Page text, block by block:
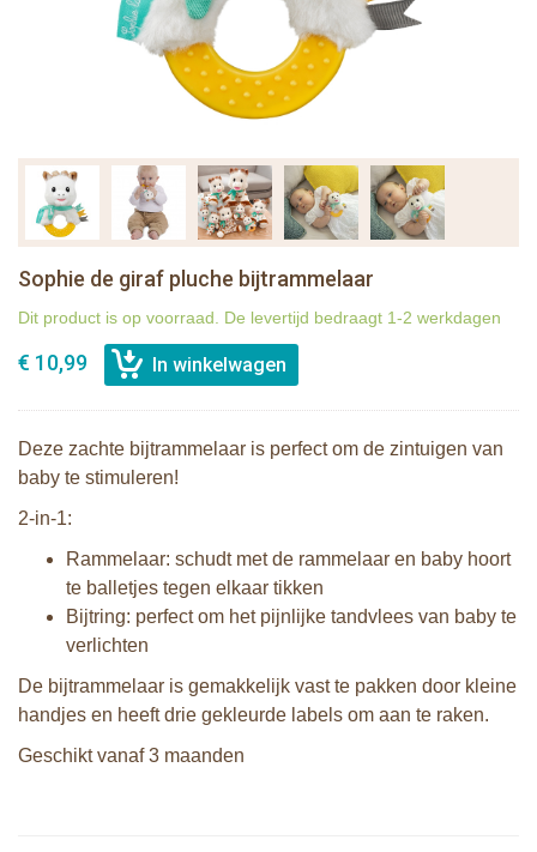
Sophie de giraf pluche bijtrammelaar
Dit product is op voorraad. De levertijd bedraagt 1-2 werkdagen
€ 10,99
Deze zachte bijtrammelaar is perfect om de zintuigen van
baby te stimuleren!
2-in-1:
Rammelaar: schudt met de rammelaar en baby hoort
te balletjes tegen elkaar tikken
Bijtring: perfect om het pijnlijke tandvlees van baby te
verlichten
De bijtrammelaar is gemakkelijk vast te pakken door kleine
handjes en heeft drie gekleurde labels om aan te raken.
Geschikt vanaf 3 maanden